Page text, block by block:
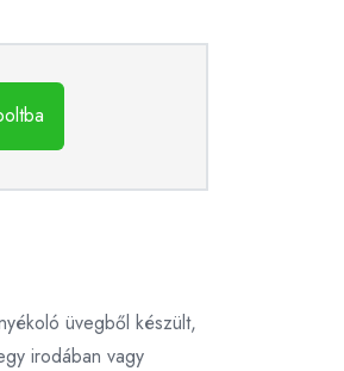
üvegből készült,
irodában vagy